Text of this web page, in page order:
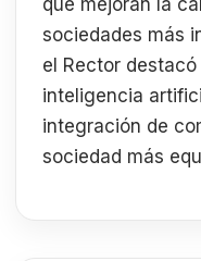
que mejoran la
sociedades más
el Rector
inteligencia
integración de
sociedad más